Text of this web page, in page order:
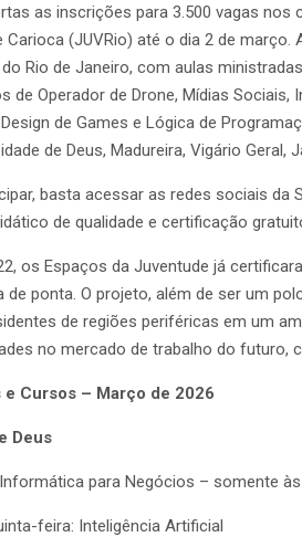
as inscrições para 3.500 vagas nos
Carioca (JUVRio) até o dia 2 de
Rio de Janeiro, com aulas
de Operador de Drone, Mídias
de Games e Lógica de
de Deus, Madureira, Vigário Geral,
basta acessar as redes sociais
de qualidade e certificação
os Espaços da Juventude já
de ponta. O projeto, além de ser um
de regiões periféricas em um
no mercado de trabalho do futuro,
e Cursos – Março de 2026
Deus
para Negócios – somente
feira: Inteligência Artificial